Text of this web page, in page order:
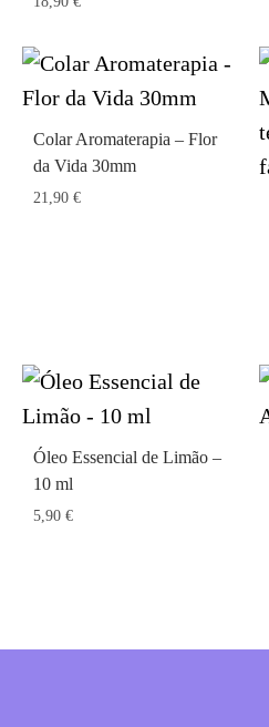
Colar Aromaterapia – Flor
da Vida 30mm
21,90 €
Óleo Essencial de Limão –
10 ml
5,90 €